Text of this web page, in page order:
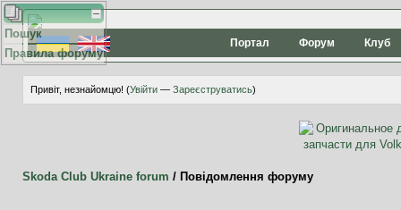
Портал Форум Клуб
Привіт, незнайомцю! (Увійти— Зареєструватись)
Skoda Club Ukraine forum / Повідомлення форуму
Пошук
Правила форуму